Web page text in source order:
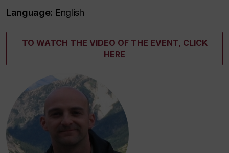
Language: English
TO WATCH THE VIDEO OF THE EVENT, CLICK
HERE